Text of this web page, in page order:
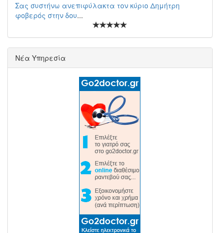
Σας συστήνω ανεπιφύλακτα τον κύριο Δημήτρη
φοβερός στην δου...
Νέα Υπηρεσία